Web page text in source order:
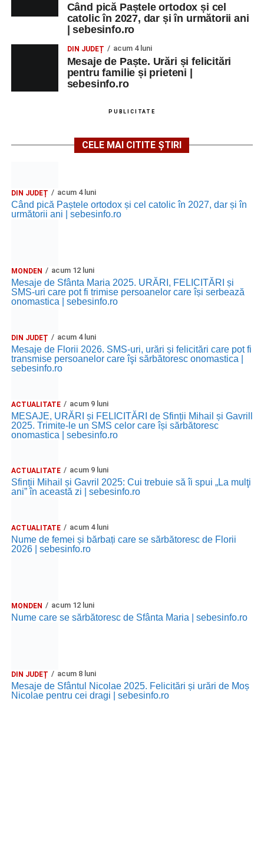
Când pică Paștele ortodox și cel
catolic în 2027, dar și în următorii ani
| sebesinfo.ro
DIN JUDEȚ acum 4 luni
Mesaje de Paște. Urări și felicitări
pentru familie și prieteni |
sebesinfo.ro
PUBLICITATE
CELE MAI CITITE ȘTIRI
DIN JUDEȚ acum 4 luni
Când pică Paștele ortodox și cel catolic în 2027, dar și în
următorii ani | sebesinfo.ro
MONDEN acum 12 luni
Mesaje de Sfânta Maria 2025. URĂRI, FELICITĂRI și
SMS-uri care pot fi trimise persoanelor care își serbează
onomastica | sebesinfo.ro
DIN JUDEȚ acum 4 luni
Mesaje de Florii 2026. SMS-uri, urări și felicitări care pot fi
transmise persoanelor care îşi sărbătoresc onomastica |
sebesinfo.ro
ACTUALITATE acum 9 luni
MESAJE, URĂRI și FELICITĂRI de Sfinții Mihail și Gavrill
2025. Trimite-le un SMS celor care își sărbătoresc
onomastica | sebesinfo.ro
ACTUALITATE acum 9 luni
Sfinții Mihail și Gavril 2025: Cui trebuie să îi spui „La mulţi
ani” în această zi | sebesinfo.ro
ACTUALITATE acum 4 luni
Nume de femei și bărbați care se sărbătoresc de Florii
2026 | sebesinfo.ro
MONDEN acum 12 luni
Nume care se sărbătoresc de Sfânta Maria | sebesinfo.ro
DIN JUDEȚ acum 8 luni
Mesaje de Sfântul Nicolae 2025. Felicitări și urări de Moș
Nicolae pentru cei dragi | sebesinfo.ro